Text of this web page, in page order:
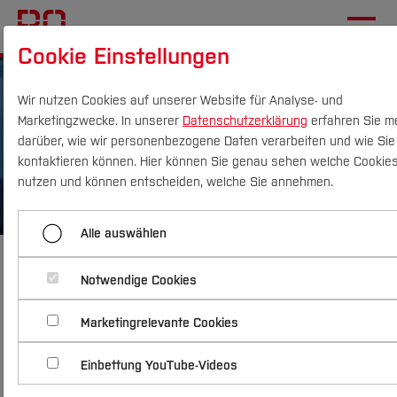
Campus Personen DE| EN Quicklinks
Studium
Studienangebote
Bachelorstudiengänge
Masterstudiengänge
Schwerpunkte
Vor dem Studium
Bewerben & Einschreiben
Bewerbungsportal
Im Studium
Studienbüros und Prüfungen
Nach dem Studium
Forschung & Transfer
Profil
Forschungs- und Transferprofil
Beratung & Förderung
Nachhaltigkeit
Nachhaltigkeit studieren
International
Management für
Ingenieur- und
Cookie Einstellungen
Wir nutzen Cookies auf unserer Website für Analyse- und
Marketingzwecke. In unserer Datenschutzerklärung erfahren Sie
darüber, wie wir personenbezogene Daten verarbeiten und wie
kontaktieren können. Hier können Sie genau sehen welche
nutzen und können entscheiden, welche Sie annehmen.
Alle auswählen
Notwendige Cookies
Marketingrelevante Cookies
Einbettung YouTube-Videos